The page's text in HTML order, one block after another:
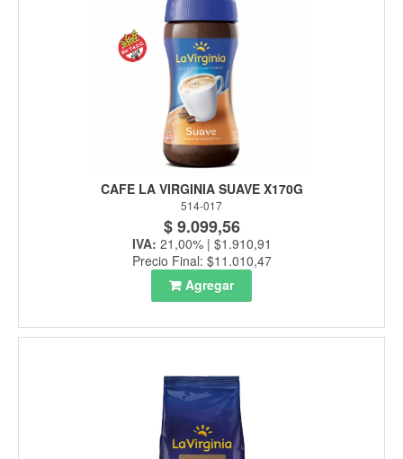
CAFE LA VIRGINIA SUAVE X170G
514-017
$ 9.099,56
IVA: 21,00% | $1.910,91
Precio Final: $11.010,47
Agregar